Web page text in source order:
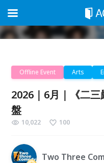
Offline Event Arts
2026｜6月｜《二
盤
10,022 100
Two Three